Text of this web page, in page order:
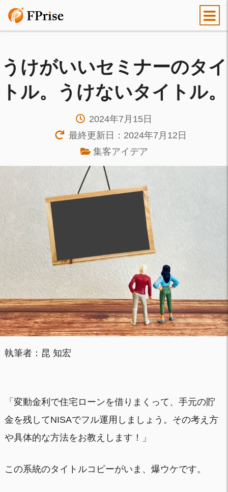
うけがいいセミナーのタイ
トル。うけないタイトル。
2024年7月15日
最終更新日：2024年7月12日
集客アイデア
執筆者：昆 知宏
「変動金利で住宅ローンを借りまくって、手元の貯
金を残してNISAでフル運用しましょう。その考え方
や具体的な方法をお教えします！」
この系統のタイトルコピーがいま、爆ウケです。